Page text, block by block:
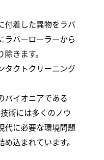
付着した異物をラバ
ラバーローラーから
きます。
タクトクリーニング
パイオニアである
術には多くのノウ
代に必要な環境問題
込まれています。